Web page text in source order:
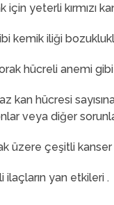
yeterli kırmızı
kemik iliği
hücreli anemi
kan hücresi
veya diğer
üzere çeşitli kanser
yan etkileri .